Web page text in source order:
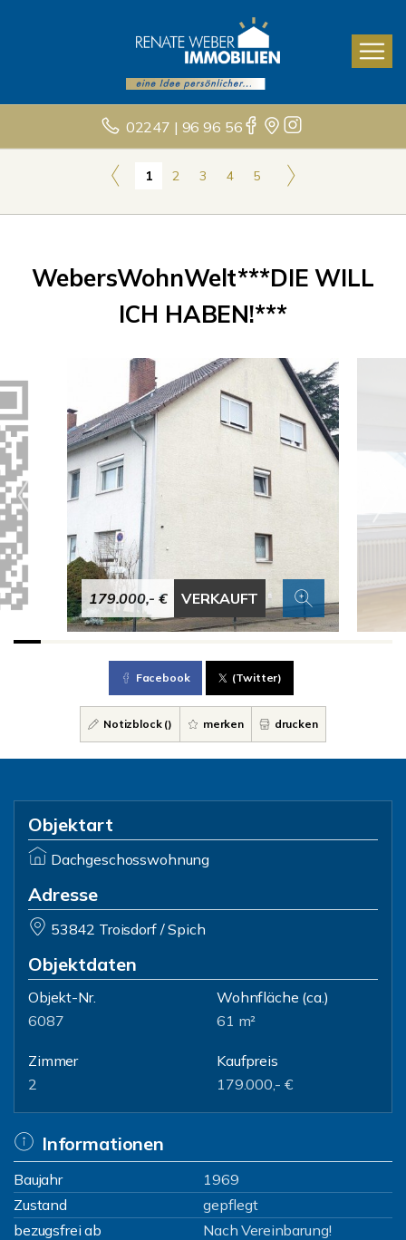
02247 | 96 96 56
1 2 3 4 5
WebersWohnWelt***DIE WILL
ICH HABEN!***
179.000,- € VERKAUFT
Facebook (Twitter)
Notizblock () merken drucken
Objektart
Dachgeschosswohnung
Adresse
53842 Troisdorf / Spich
Objektdaten
Objekt-Nr.
6087
Wohnfläche (ca.)
61 m²
Zimmer
2
Kaufpreis
179.000,- €
Informationen
Baujahr
1969
Zustand
gepflegt
bezugsfrei ab
Nach Vereinbarung!